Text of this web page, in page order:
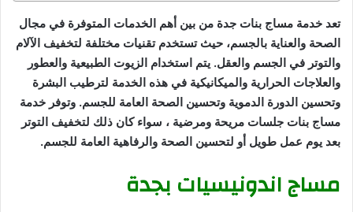
تعد خدمة مساج بنات جدة من بين أهم الخدمات المتوفرة في مجال
الصحة والعناية بالجسم، حيث تستخدم تقنيات مختلفة لتخفيف الآلام
والتوتر في الجسم والعقل. يتم استخدام الزيوت الطبيعية والعطور
والعلاجات الحرارية والميكانيكية في هذه الخدمة لترطيب البشرة
وتحسين الدورة الدموية وتحسين الصحة العامة للجسم. وتوفر خدمة
مساج بنات جلسات مريحة ومرضية ، سواء كان ذلك لتخفيف التوتر
بعد يوم عمل طويل أو لتحسين الصحة والرفاهية العامة للجسم.
مساج اندونيسيات بجدة